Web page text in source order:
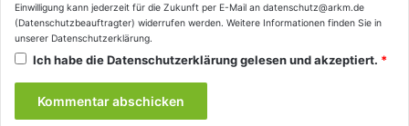
Einwilligung kann jederzeit für die Zukunft per E-Mail an datenschutz@arkm.de
(Datenschutzbeauftragter) widerrufen werden. Weitere Informationen finden Sie in
unserer Datenschutzerklärung.
Ich habe dieDatenschutzerklärunggelesen und akzeptiert. *